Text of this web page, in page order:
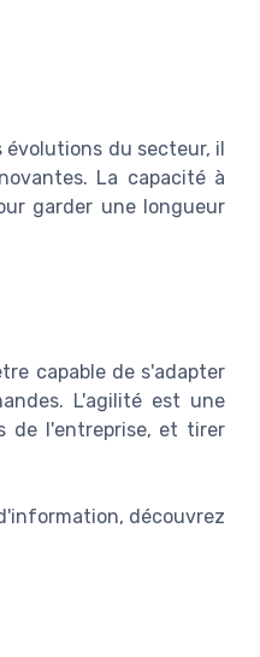
évolutions du secteur, il
La capacité à
garder une longueur
capable de s'adapter
L'agilité est une
de l'entreprise, et tirer
découvrez